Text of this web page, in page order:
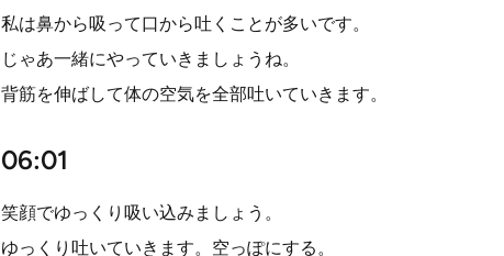
私は鼻から吸って口から吐くことが多いです。
じゃあ一緒にやっていきましょうね。
背筋を伸ばして体の空気を全部吐いていきます。
06:01
笑顔でゆっくり吸い込みましょう。
ゆっくり吐いていきます。空っぽにする。